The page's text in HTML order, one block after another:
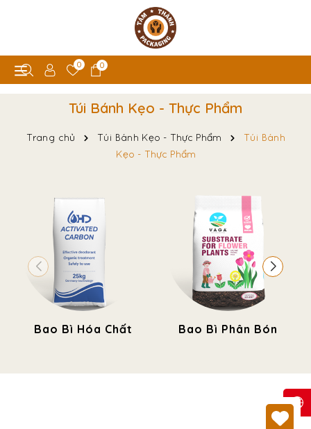
0 0
Túi Bánh Kẹo - Thực Phẩm
Trang chủ Túi Bánh Kẹo - Thực Phẩm
Túi Bánh
Kẹo - Thực Phẩm
Bao Bì Hóa Chất Bao Bì Phân Bón